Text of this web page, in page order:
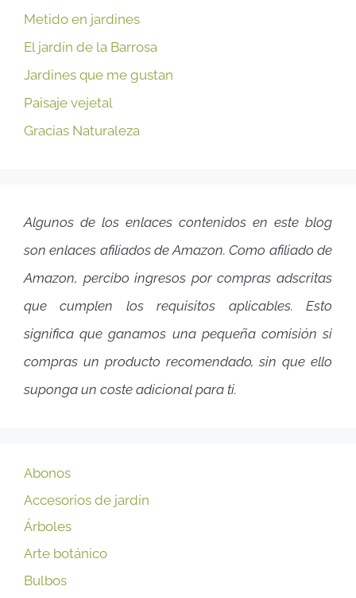
Metido en jardines
El jardín de la Barrosa
Jardines que me gustan
Paisaje vejetal
Gracias Naturaleza
Algunos de los enlaces contenidos en este blog
son enlaces afiliados de Amazon. Como afiliado de
Amazon, percibo ingresos por compras adscritas
que cumplen los requisitos aplicables. Esto
significa que ganamos una pequeña comisión si
compras un producto recomendado, sin que ello
suponga un coste adicional para ti.
Abonos
Accesorios de jardín
Árboles
Arte botánico
Bulbos